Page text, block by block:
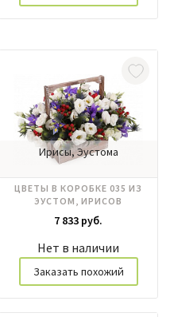
Ирисы, Эустома
ЦВЕТЫ В КОРОБКЕ 035 ИЗ
ЭУСТОМ, ИРИСОВ
7 833 руб.
Нет в наличии
Заказать похожий